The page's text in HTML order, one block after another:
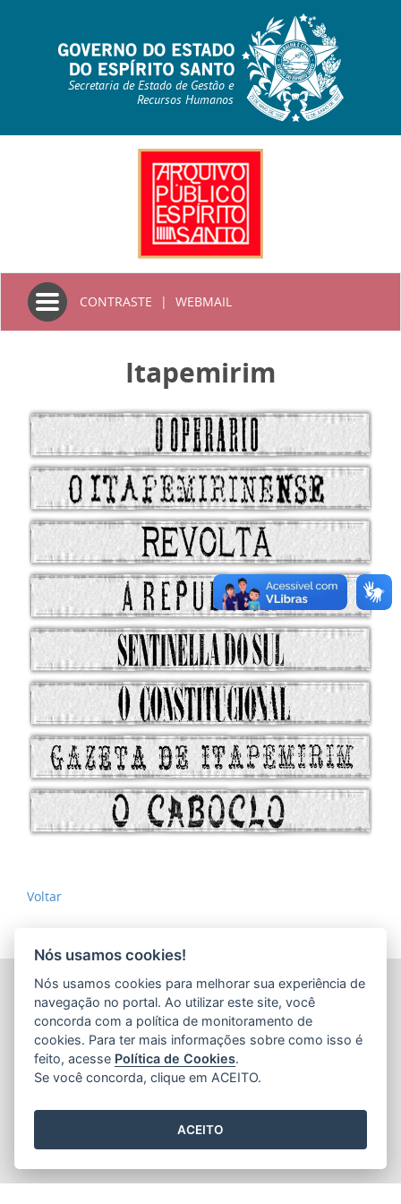
Secretaria de Estado de Gestão e
Recursos Humanos
Toggle
navigation
CONTRASTE | WEBMAIL
Itapemirim
Voltar
ARQUIVO PÚBLICO DO ESTADO DO ESPÍRITO SANTO
(APEES)
Rua Sete de Setembro, 414 - Centro
CEP: 29.015-905 - Vitória / Espírito Santo
Tel.: 36366100
E-mail:faleconosco@ape.es.gov.br
Nós usamos cookies!
Nós usamos cookies para melhorar sua experiência de
navegação no portal. Ao utilizar este site, você
concorda com a política de monitoramento de
cookies. Para ter mais informações sobre como isso é
feito, acesse Política de Cookies.
Se você concorda, clique em ACEITO.
ACEITO